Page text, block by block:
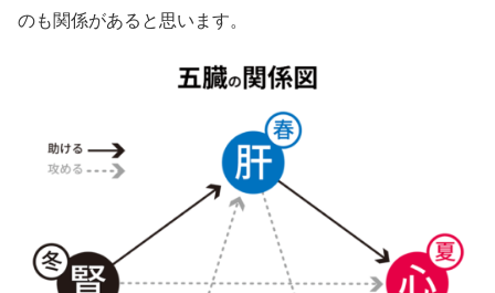
のも関係があると思います。